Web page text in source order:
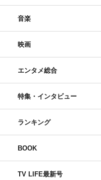
音楽
映画
エンタメ総合
特集・インタビュー
ランキング
BOOK
TV LIFE最新号